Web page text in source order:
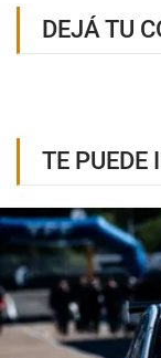
DEJÁ TU
TE PUEDE